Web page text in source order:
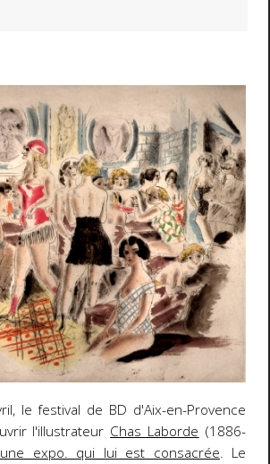
le festival de BD d'Aix-en-Provence
l'illustrateur Chas Laborde (1886-
expo. qui lui est consacrée. Le